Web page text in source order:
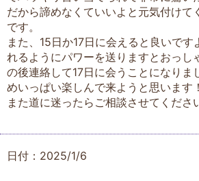
だから諦めなくていいよと元気付けて
です。
また、15日か17日に会えると良いです
れるようにパワーを送りますとおっし
の後連絡して17日に会うことになりま
めいっぱい楽しんで来ようと思います！
また道に迷ったらご相談させてくださ
日付：2025/1/6